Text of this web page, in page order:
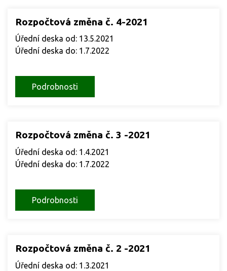
Rozpočtová změna č. 4-2021
Úřední deska od: 13.5.2021
Úřední deska do: 1.7.2022
Podrobnosti
Rozpočtová změna č. 3 -2021
Úřední deska od: 1.4.2021
Úřední deska do: 1.7.2022
Podrobnosti
Rozpočtová změna č. 2 -2021
Úřední deska od: 1.3.2021